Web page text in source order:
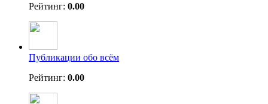
Рейтинг: 0.00
Публикации обо всём
Рейтинг: 0.00